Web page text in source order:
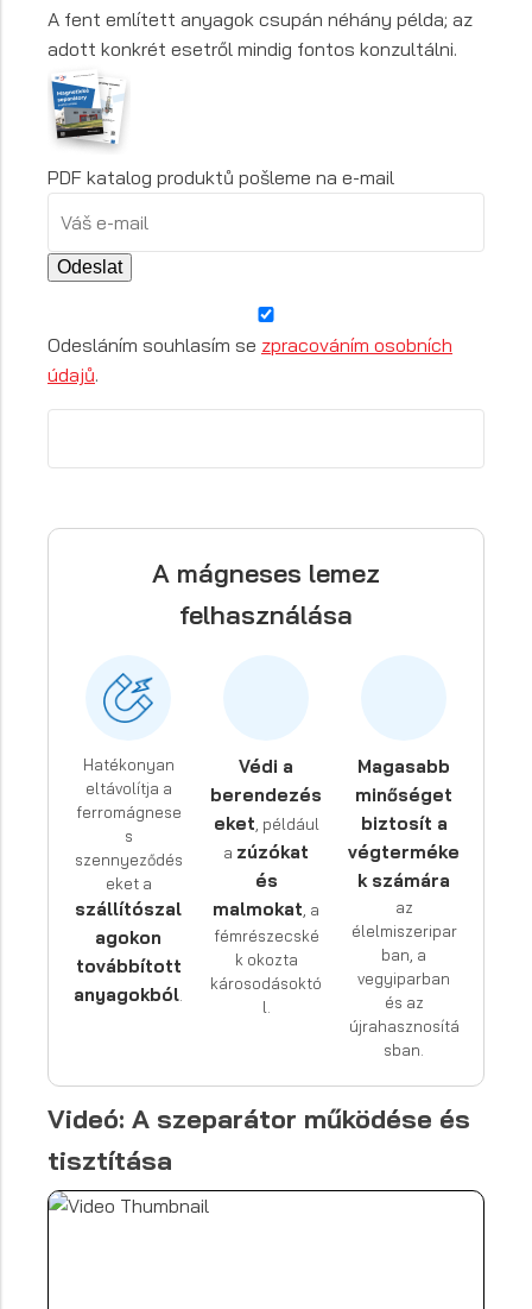
A fent említett anyagok csupán néhány példa; az
adott konkrét esetről mindig fontos konzultálni.
PDF katalog produktů pošleme na e-mail
Odeslat
Odesláním souhlasím se zpracováním osobních
údajů.
A mágneses lemez
felhasználása
Hatékonyan
eltávolítja a
ferromágnese
s
szennyeződés
eket a
szállítószal
agokon
továbbított
anyagokból
Védi a
berendezés
eket , például
a zúzókat
és
malmokat , a
fémrészecské
k okozta
károsodásoktó
l.
Magasabb
minőséget
biztosít a
végterméke
k számára
az
élelmiszeripar
ban, a
vegyiparban
és az
újrahasznosítá
sban.
Videó: A szeparátor működése és
tisztítása